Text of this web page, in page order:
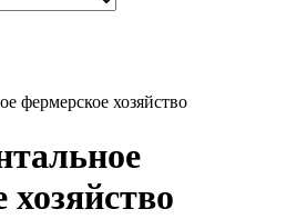
фермерское хозяйство